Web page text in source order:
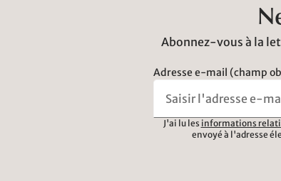
Abonnez-vous à la
Adresse e-mail (champ
J'ai lu les informations
envoyé à l'adresse